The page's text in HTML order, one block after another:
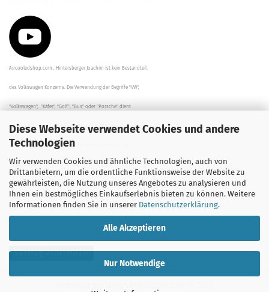
Diese Webseite verwendet Cookies und andere
Technologien
Wir verwenden Cookies und ähnliche Technologien, auch von
Drittanbietern, um die ordentliche Funktionsweise der Website zu
gewährleisten, die Nutzung unseres Angebotes zu analysieren und
Ihnen ein bestmögliches Einkaufserlebnis bieten zu können. Weitere
Informationen finden Sie in unserer Datenschutzerklärung.
Alle Akzeptieren
Nur Notwendige
Aircooledshop.com , Hintersberger Joachim ist kein Bestandteil
des Volkswagen Konzerns. Die Verwendung der Begriffe "VW",
"Volkswagen", "Käfer", "Golf", "Bus" oder "Porsche" dient
der Beschreibung der Teile und stellt in keinem Fall eine direkte
Verbindung zu dem Unternehmen "Volkswagen" her/da.
Die Beschreibungen, Zeichnungen und Angaben zur
Verwendung sind sorgfältig überprüft worden.
Vertrag widerrufen